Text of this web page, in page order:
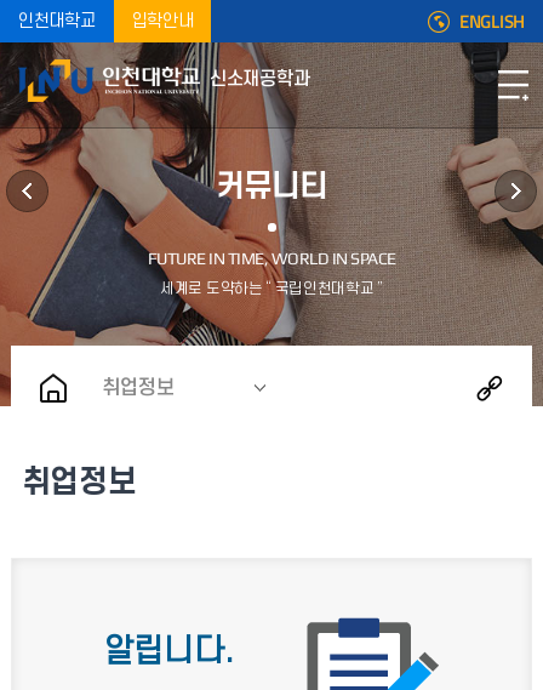
인천대학교 입학안내 ENGLISH
신소재공학과
커뮤니티
취업정보
취업정보
알립니다.